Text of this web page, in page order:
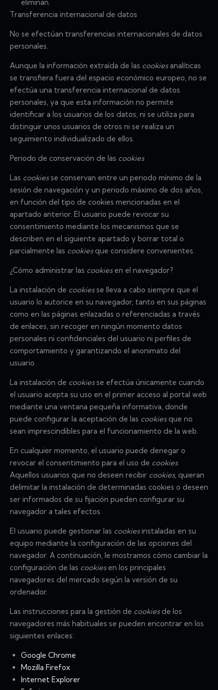
eliminan.
Transferencia internacional de datos
No se efectúan transferencias internacionales de datos
personales.
Aunque la información extraída de las cookiesanalíticas
se transfiera fuera del espacio económico europeo, no se
efectúa una transferencia internacional de datos
personales, ya que esta información no permite
identificar a los usuarios de los datos, ni se utiliza para
distinguir unos usuarios de otros ni se realiza un
seguimiento individualizado de ellos.
Periodo de conservación de las cookies
Las cookiesse conservan entre un periodo mínimo de la
sesión de navegación y un periodo máximo de dos años,
en función del tipo de cookies mencionadas en el
apartado anterior. El usuario puede revocar su
consentimiento mediante los mecanismos que se
describen en el siguiente apartado y borrar total o
parcialmente las cookiesque considere convenientes.
¿Cómo administrar las cookiesen el navegador?
La instalación de cookiesse lleva a cabo siempre que el
usuario lo autorice en su navegador, tanto en sus páginas
como en las páginas enlazadas o referenciadas a través
de enlaces, sin recoger en ningún momento datos
personales ni confidenciales del usuario ni perfiles de
comportamiento y garantizando el anonimato del
usuario.
La instalación de cookiesse efectúa únicamente cuando
el usuario acepta su uso en el primer acceso al portal web
mediante una ventana pequeña informativa, donde
puede configurar la aceptación de las cookiesque no
sean imprescindibles para el funcionamiento de la web.
En cualquier momento, el usuario puede denegar o
revocar el consentimiento para el uso de cookies.
Aquellos usuarios que no deseen recibir cookies, quieran
delimitar la instalación de determinadas cookies o deseen
ser informados de su fijación pueden configurar su
navegador a tales efectos.
El usuario puede gestionar las cookiesinstaladas en su
equipo mediante la configuración de las opciones del
navegador. A continuación, le mostramos cómo cambiar la
configuración de las cookiesen los principales
navegadores del mercado según la versión de su
ordenador.
Las instrucciones para la gestión de cookies de los
navegadores más habituales se pueden encontrar en los
siguientes enlaces:
Google Chrome
Mozilla Firefox
Internet Explorer